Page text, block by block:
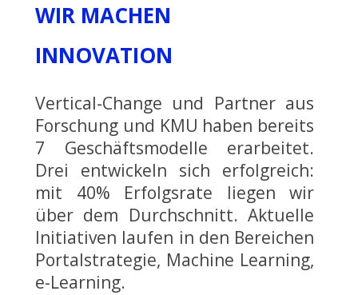
WIR MACHEN
INNOVATION
Vertical-Change und Partner aus
Forschung und KMU haben bereits
7 Geschäftsmodelle erarbeitet.
Drei entwickeln sich erfolgreich:
mit 40% Erfolgsrate liegen wir
über dem Durchschnitt. Aktuelle
Initiativen laufen in den Bereichen
Portalstrategie, Machine Learning,
e-Learning.